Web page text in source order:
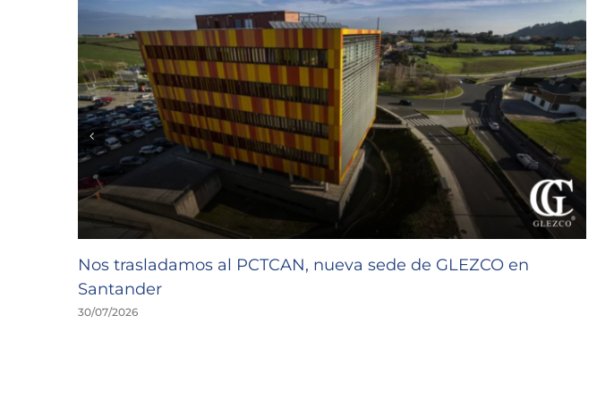
Nos trasladamos al PCTCAN, nueva sede de GLEZCO en
Santander
30/07/2026